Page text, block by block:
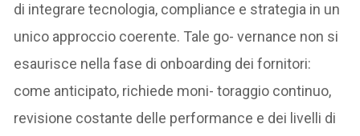
di integrare tecnologia, compliance e strategia in un
unico approccio coerente. Tale go- vernance non si
esaurisce nella fase di onboarding dei fornitori:
come anticipato, richiede moni- toraggio continuo,
revisione costante delle performance e dei livelli di